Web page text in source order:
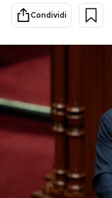
Scienza
Economia
PODCAST
NEWSLETTER
Condividi